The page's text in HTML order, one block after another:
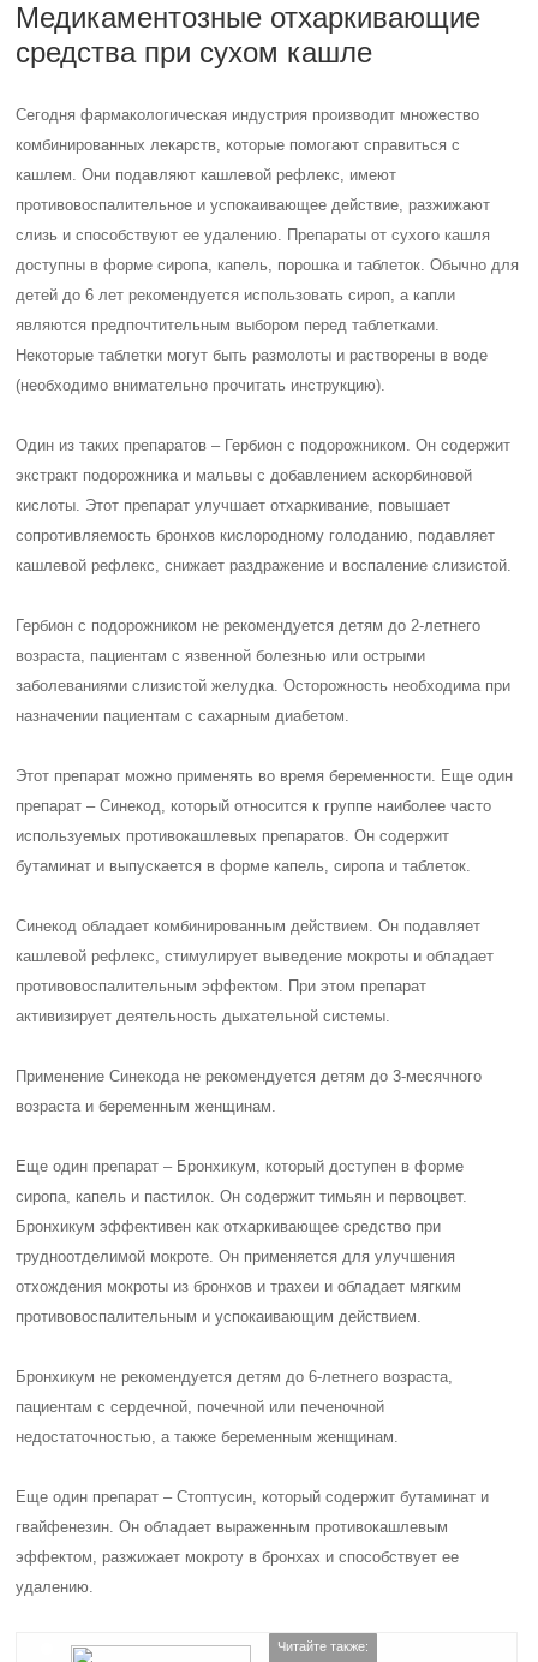
Медикаментозные отхаркивающие
средства при сухом кашле
Сегодня фармакологическая индустрия производит множество
комбинированных лекарств, которые помогают справиться с
кашлем. Они подавляют кашлевой рефлекс, имеют
противовоспалительное и успокаивающее действие, разжижают
слизь и способствуют ее удалению. Препараты от сухого кашля
доступны в форме сиропа, капель, порошка и таблеток. Обычно для
детей до 6 лет рекомендуется использовать сироп, а капли
являются предпочтительным выбором перед таблетками.
Некоторые таблетки могут быть размолоты и растворены в воде
(необходимо внимательно прочитать инструкцию).
Один из таких препаратов – Гербион с подорожником. Он содержит
экстракт подорожника и мальвы с добавлением аскорбиновой
кислоты. Этот препарат улучшает отхаркивание, повышает
сопротивляемость бронхов кислородному голоданию, подавляет
кашлевой рефлекс, снижает раздражение и воспаление слизистой.
Гербион с подорожником не рекомендуется детям до 2-летнего
возраста, пациентам с язвенной болезнью или острыми
заболеваниями слизистой желудка. Осторожность необходима при
назначении пациентам с сахарным диабетом.
Этот препарат можно применять во время беременности. Еще один
препарат – Синекод, который относится к группе наиболее часто
используемых противокашлевых препаратов. Он содержит
бутаминат и выпускается в форме капель, сиропа и таблеток.
Синекод обладает комбинированным действием. Он подавляет
кашлевой рефлекс, стимулирует выведение мокроты и обладает
противовоспалительным эффектом. При этом препарат
активизирует деятельность дыхательной системы.
Применение Синекода не рекомендуется детям до 3-месячного
возраста и беременным женщинам.
Еще один препарат – Бронхикум, который доступен в форме
сиропа, капель и пастилок. Он содержит тимьян и первоцвет.
Бронхикум эффективен как отхаркивающее средство при
трудноотделимой мокроте. Он применяется для улучшения
отхождения мокроты из бронхов и трахеи и обладает мягким
противовоспалительным и успокаивающим действием.
Бронхикум не рекомендуется детям до 6-летнего возраста,
пациентам с сердечной, почечной или печеночной
недостаточностью, а также беременным женщинам.
Еще один препарат – Стоптусин, который содержит бутаминат и
гвайфенезин. Он обладает выраженным противокашлевым
эффектом, разжижает мокроту в бронхах и способствует ее
удалению.
Читайте также: